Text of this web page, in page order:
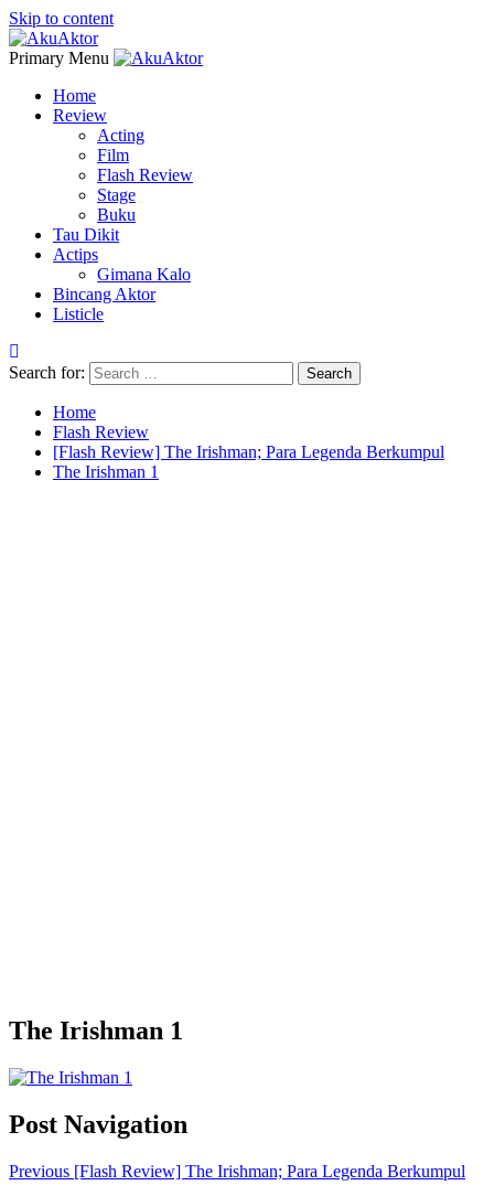
Skip to content
Primary Menu
Home
Review
Acting
Film
Flash Review
Stage
Buku
Tau Dikit
Actips
Gimana Kalo
Bincang Aktor
Listicle
Search for:
Home
Flash Review
[Flash Review] The Irishman; Para Legenda Berkumpul
The Irishman 1
The Irishman 1
Post Navigation
Previous [Flash Review] The Irishman; Para Legenda Berkumpul